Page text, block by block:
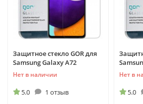
Защитное стекло GOR для
Samsung Galaxy A72
Нет в наличии
5.0 1 отзыв
Нет в
5.0